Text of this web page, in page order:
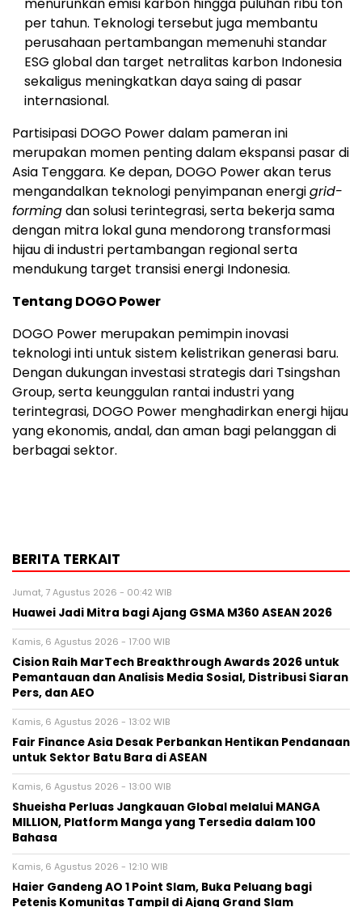
per tahun. Teknologi tersebut juga membantu
perusahaan pertambangan memenuhi standar
ESG global dan target netralitas karbon Indonesia
sekaligus meningkatkan daya saing di pasar
internasional.
Partisipasi DOGO Power dalam pameran ini
merupakan momen penting dalam ekspansi pasar di
Asia Tenggara. Ke depan, DOGO Power akan terus
mengandalkan teknologi penyimpanan energigrid-
formingdan solusi terintegrasi, serta bekerja sama
dengan mitra lokal guna mendorong transformasi
hijau di industri pertambangan regional serta
mendukung target transisi energi Indonesia.
Tentang DOGO Power
DOGO Power merupakan pemimpin inovasi
teknologi inti untuk sistem kelistrikan generasi baru.
Dengan dukungan investasi strategis dari Tsingshan
Group, serta keunggulan rantai industri yang
terintegrasi, DOGO Power menghadirkan energi hijau
yang ekonomis, andal, dan aman bagi pelanggan di
berbagai sektor.
BERITA TERKAIT
Jumat, 7 Agustus 2026 - 00:42 WIB
Huawei Jadi Mitra bagi Ajang GSMA M360 ASEAN 2026
Kamis, 6 Agustus 2026 - 17:00 WIB
Cision Raih MarTech Breakthrough Awards 2026 untuk
Pemantauan dan Analisis Media Sosial, Distribusi Siaran
Pers, dan AEO
Kamis, 6 Agustus 2026 - 13:02 WIB
Fair Finance Asia Desak Perbankan Hentikan Pendanaan
untuk Sektor Batu Bara di ASEAN
Kamis, 6 Agustus 2026 - 13:00 WIB
Shueisha Perluas Jangkauan Global melalui MANGA
MILLION, Platform Manga yang Tersedia dalam 100
Bahasa
Kamis, 6 Agustus 2026 - 12:10 WIB
Haier Gandeng AO 1 Point Slam, Buka Peluang bagi
Petenis Komunitas Tampil di Ajang Grand Slam